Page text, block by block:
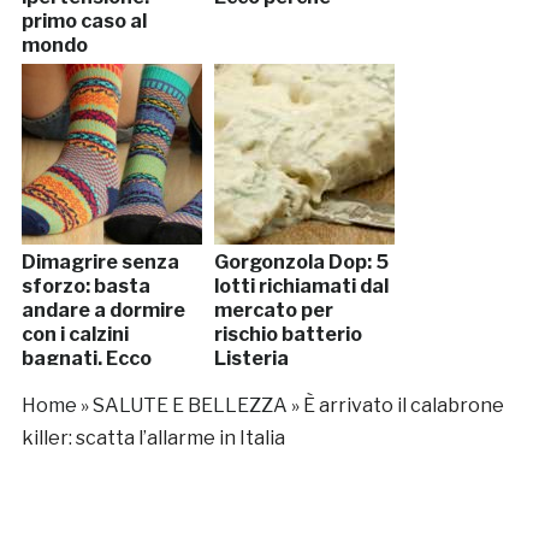
primo caso al
mondo
Dimagrire senza
sforzo: basta
andare a dormire
con i calzini
bagnati. Ecco
Gorgonzola Dop: 5
lotti richiamati dal
mercato per
rischio batterio
Listeria
Home »SALUTE E BELLEZZA » È arrivato il calabrone
killer: scatta l’allarme in Italia